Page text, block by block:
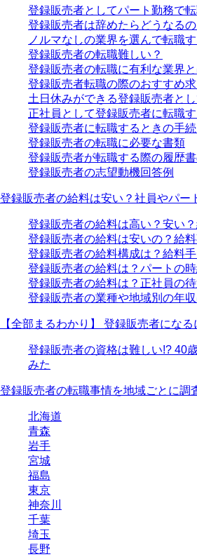
登録販売者としてパート勤務で
登録販売者は辞めたらどうなるの
ノルマなしの業界を選んで転職
登録販売者の転職難しい？
登録販売者の転職に有利な業界
登録販売者転職の際のおすすめ
土日休みができる登録販売者と
正社員として登録販売者に転職す
登録販売者に転職するときの手続
登録販売者の転職に必要な書類
登録販売者が転職する際の履歴
登録販売者の志望動機回答例
登録販売者の給料は安い？社員やパー
登録販売者の給料は高い？安い
登録販売者の給料は安いの？給料
登録販売者の給料構成は？給料
登録販売者の給料は？パートの
登録販売者の給料は？正社員の
登録販売者の業種や地域別の年
【全部まるわかり】 登録販売者になる
登録販売者の資格は難しい!? 40
みた
登録販売者の転職事情を地域ごとに調
北海道
青森
岩手
宮城
福島
東京
神奈川
千葉
埼玉
長野